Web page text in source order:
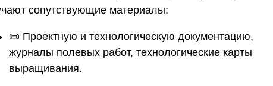
сопутствующие материалы:
📜 Проектную и технологическую документацию,
журналы полевых работ, технологические карты
выращивания.